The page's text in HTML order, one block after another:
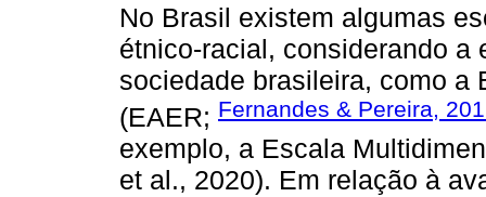
No Brasil existem algumas
étnico-racial, considerando
sociedade brasileira, como a
(EAER; Fernandes & Pereira,
exemplo, a Escala
et al., 2020). Em relação à